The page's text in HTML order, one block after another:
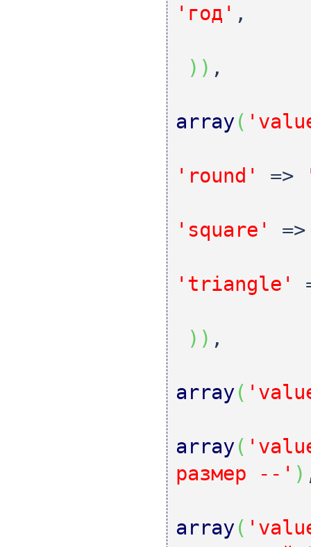
'год' ,
) ) ,
array(
'round' =>
'square'
'triangle'
) ) ,
array(
array(
размер --' )
array(